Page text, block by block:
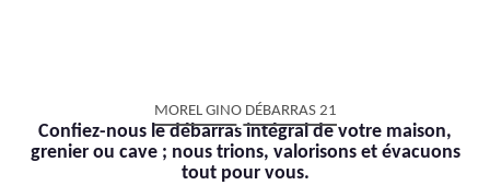
MOREL GINO DÉBARRAS 21
Confiez-nous le débarras intégral de votre maison,
grenier ou cave ; nous trions, valorisons et évacuons
tout pour vous.